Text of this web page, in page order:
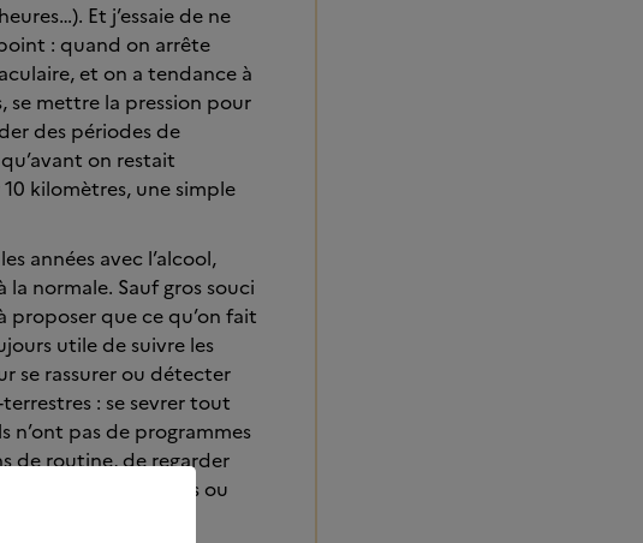
Et j’essaie de ne
: quand on arrête
et on a tendance à
se mettre la pression pour
des périodes de
on restait
kilomètres, une simple
années avec l’alcool,
normale. Sauf gros souci
proposer que ce qu’on fait
utile de suivre les
se rassurer ou détecter
: se sevrer tout
n’ont pas de programmes
de routine, de regarder
rentrent plus ou